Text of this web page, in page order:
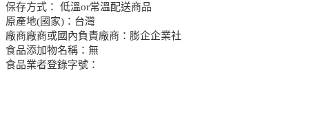
保存方式： 低溫or常溫配送商品
原產地(國家)：台灣
廠商廠商或國內負責廠商：膨企企業社
食品添加物名稱：無
食品業者登錄字號：